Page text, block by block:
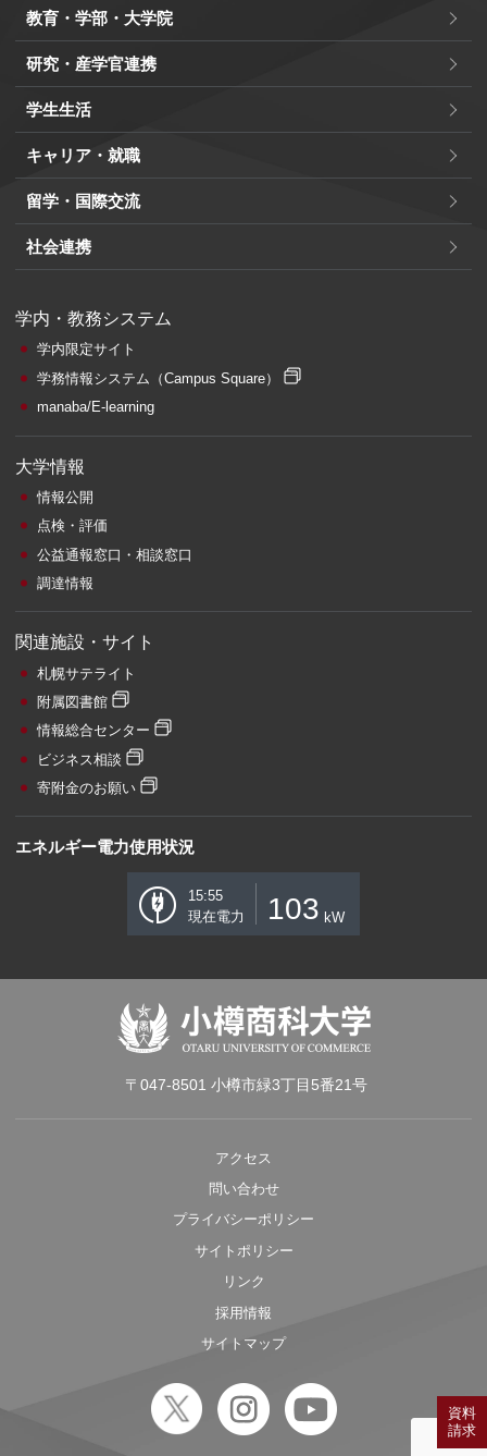
教育・学部・大学院
研究・産学官連携
学生生活
キャリア・就職
留学・国際交流
社会連携
学内・教務システム
学内限定サイト
学務情報システム （Campus Square）
manaba/E-learning
大学情報
情報公開
点検・評価
公益通報窓口・相談窓口
調達情報
関連施設・サイト
札幌サテライト
附属図書館
情報総合センター
ビジネス相談
寄附金のお願い
エネルギー電力使用状況
15:55
現在電力
103 kW
〒047-8501 小樽市緑3丁目5番21号
アクセス
問い合わせ
プライバシーポリシー
サイトポリシー
リンク
採用情報
サイトマップ
資料
請求